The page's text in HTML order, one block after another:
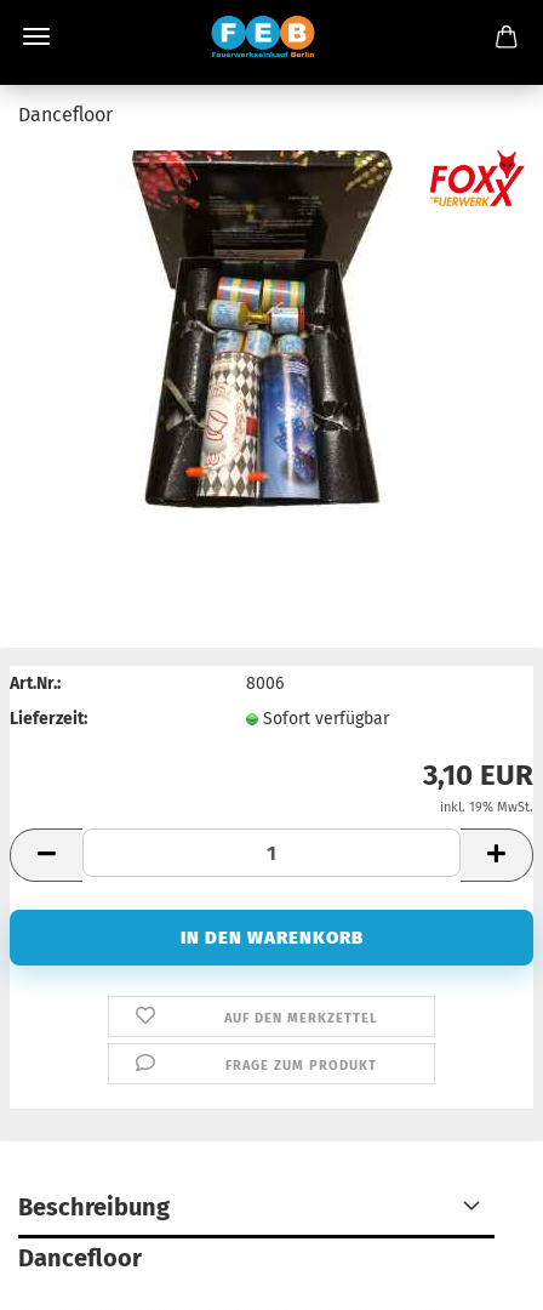
Dancefloor
Art.Nr.:
8006
Lieferzeit:
Sofort verfügbar
3,10 EUR
inkl. 19% MwSt.
AUF DEN MERKZETTEL
FRAGE ZUM PRODUKT
Beschreibung
Dancefloor